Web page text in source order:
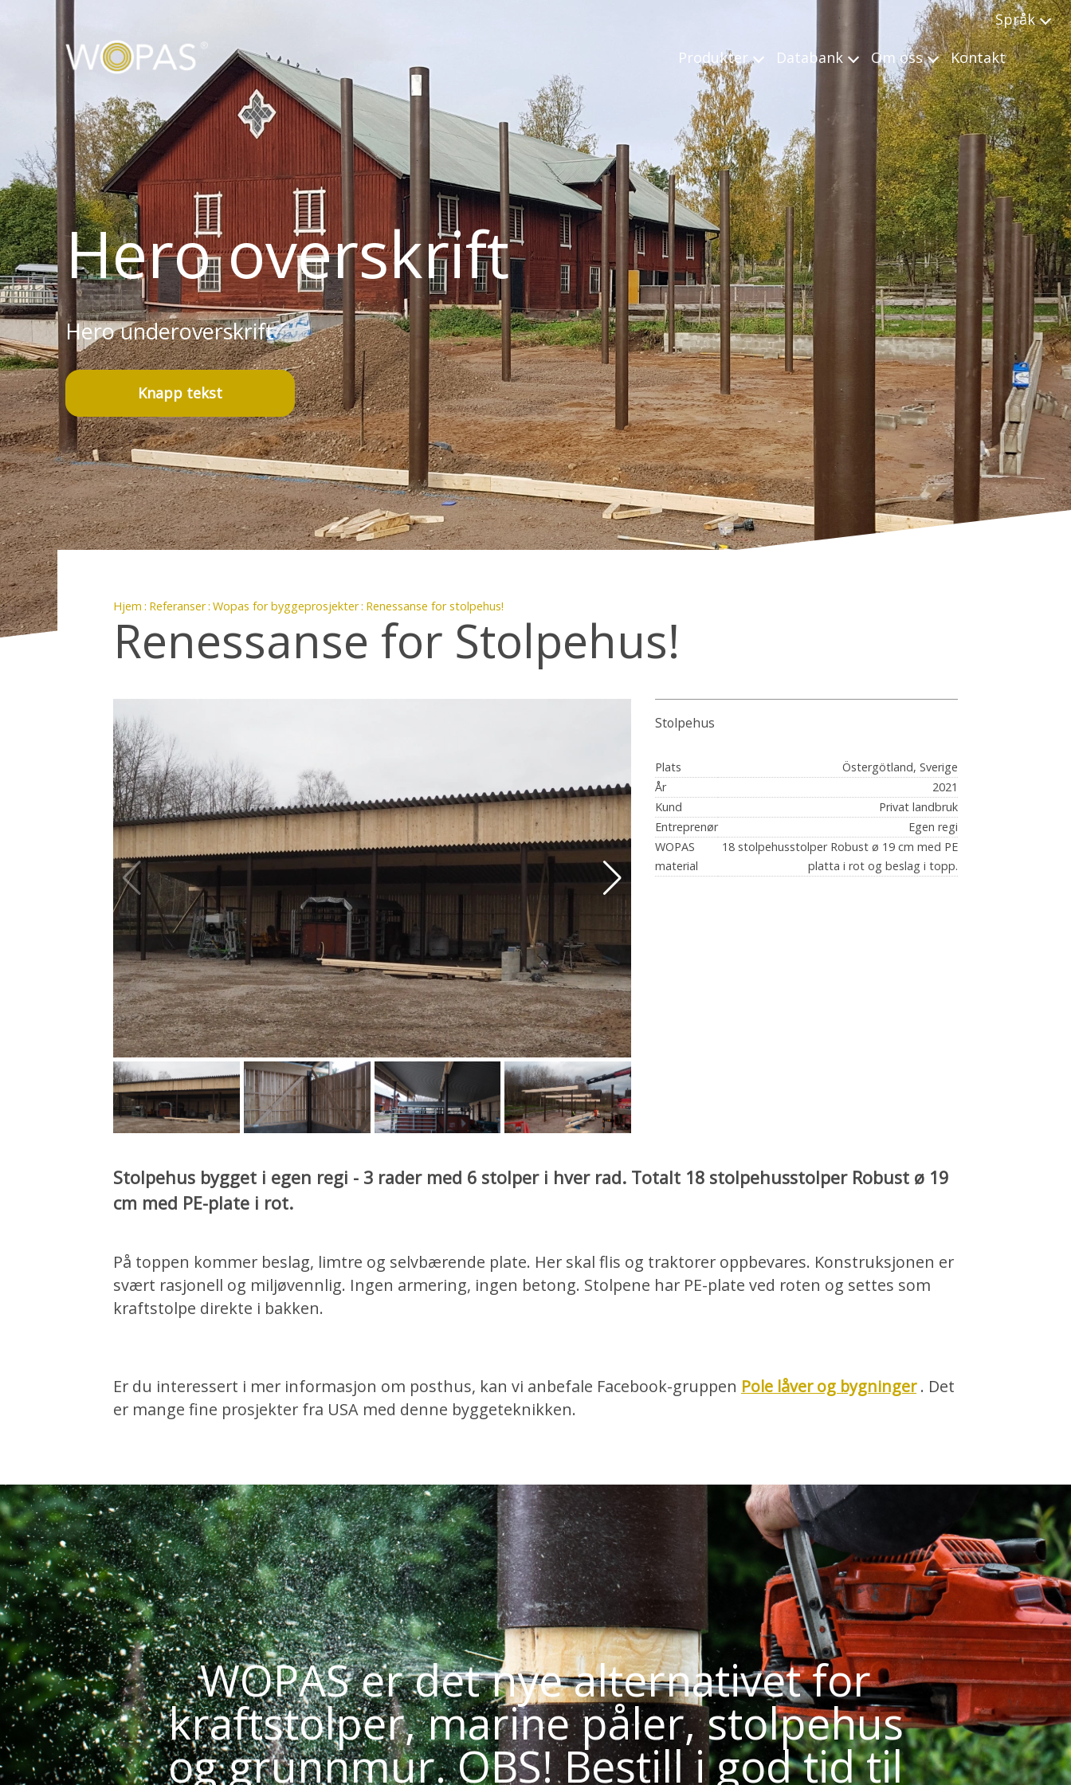
Språk
Produkter
Databank Om oss Kontakt
Hero overskrift
Hero underoverskrift
Knapp tekst
Hjem Referanser Wopas for byggeprosjekter Renessanse for stolpehus!
Renessanse for Stolpehus!
Stolpehus
Plats
Östergötland, Sverige
År
2021
Kund
Privat landbruk
Entreprenør
Egen regi
WOPAS
material
18 stolpehusstolper Robust ø 19 cm med PE
platta i rot og beslag i topp.
Stolpehus bygget i egen regi - 3 rader med 6 stolper i hver rad. Totalt 18 stolpehusstolper Robust ø 19
cm med PE-plate i rot.
På toppen kommer beslag, limtre og selvbærende plate. Her skal flis og traktorer oppbevares. Konstruksjonen er
svært rasjonell og miljøvennlig. Ingen armering, ingen betong. Stolpene har PE-plate ved roten og settes som
kraftstolpe direkte i bakken.
Er du interessert i mer informasjon om posthus, kan vi anbefale Facebook-gruppen Pole låver og bygninger. Det
er mange fine prosjekter fra USA med denne byggeteknikken.
WOPAS er det nye alternativet for
kraftstolper, marine påler, stolpehus
og grunnmur. OBS! Bestill i god tid til